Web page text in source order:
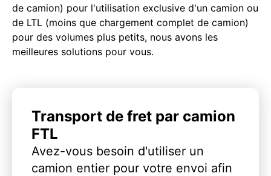
de camion) pour l'utilisation exclusive d'un camion ou
de LTL (moins que chargement complet de camion)
pour des volumes plus petits, nous avons les
meilleures solutions pour vous.
Transport de fret par camion
FTL
Avez-vous besoin d'utiliser un
camion entier pour votre envoi afin